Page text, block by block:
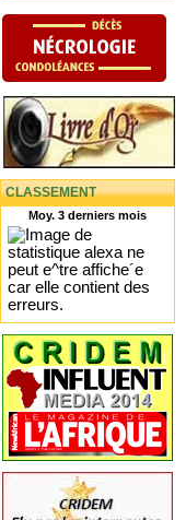
CLASSEMENT
Moy. 3 derniers mois